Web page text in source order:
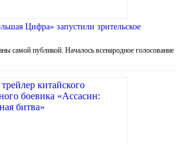
Цифра» запустили зрительское
самой публикой. Началось всенародное голосование